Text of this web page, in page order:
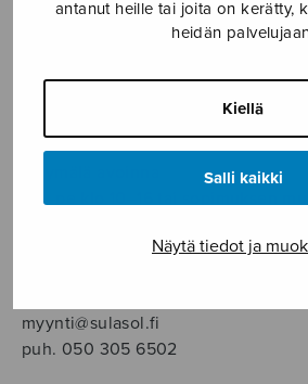
antanut heille tai joita on kerätty,
heidän
Kiellä
Salli kaikki
Näytä tiedot ja
Sulasol nuottikauppa
ma–pe klo 10–16 tai sopimuksen
Tallberginkatu 1 B, 1,5 krs.
myynti@sulasol.fi
puh. 050 305 6502